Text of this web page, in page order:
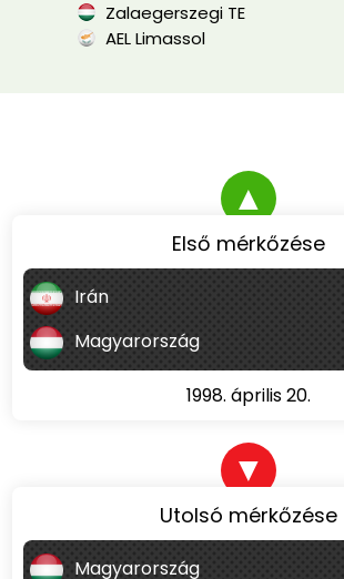
Zalaegerszegi TE
AEL Limassol
▲
Első mérkőzése
Irán
Magyarország
1998. április 20.
▼
Utolsó mérkőzése
Magyarország